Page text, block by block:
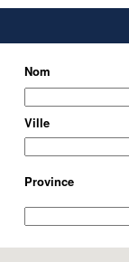
Nom
Ville
Province